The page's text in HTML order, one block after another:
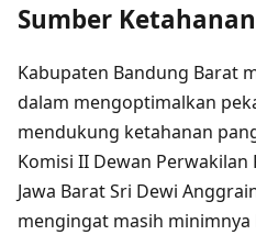
Sumber
Kabupaten Bandung Barat
dalam mengoptimalkan
mendukung ketahanan
Komisi II Dewan Perwakilan
Jawa Barat Sri Dewi
mengingat masih